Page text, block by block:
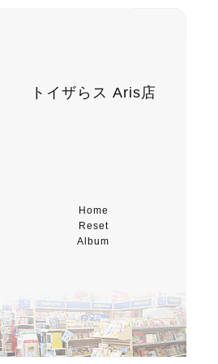
トイザらス Aris店
Home
Reset
Album